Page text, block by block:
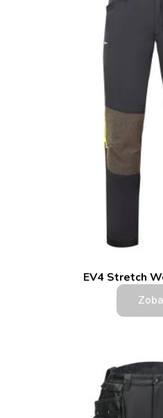
EV4 Stretch